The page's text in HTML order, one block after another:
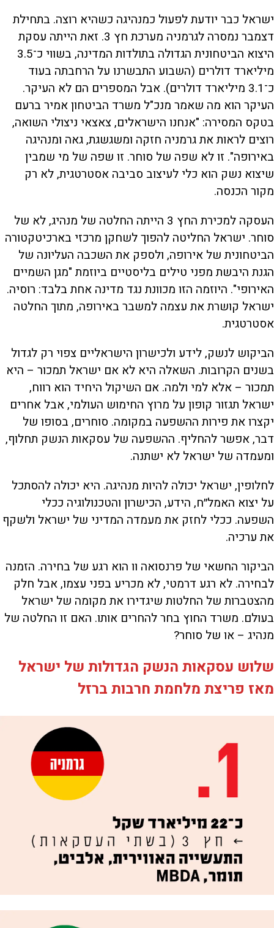
ישראל כבר יודעת לפעול כמנהיגה כשהיא רוצה. בתחילת
דצמבר נמסרה לגרמניה מערכת חץ 3. זאת הייתה עסקת
היצוא הביטחונית הגדולה בתולדות המדינה, בשווי כ־3.5
מיליארד דולרים (השבוע התבשרנו על הרחבתה בעוד
כ־3.1 מיליארד דולרים). אבל המספרים הם לא העיקר.
העיקר הוא מה שאמר מנכ"ל משרד הביטחון אמיר ברעם
בטקס המסירה: "אנחנו הישראלים, צאצאי ניצולי השואה,
רוצים לראות את גרמניה חזקה ומשגשגת, גאה ומנהיגה
באירופה". זו לא שפה של סוחר. זו שפה של מי שמבין
שיצוא נשק הוא כלי לעיצוב סביבה אסטרטגית, לא רק
מקור הכנסה.
העסקה למכירת החץ 3 הייתה החלטה של מנהיג, לא של
סוחר. ישראל החליטה להפוך לשחקן מרכזי בארכיטקטורה
הביטחונית של אירופה, ולספק את השכבה העליונה של
הגנת היבשת מפני טילים בליסטיים ביוזמת "מגן השמיים
האירופי". היוזמה הזו מכוונת נגד מדינה אחת בלבד: רוסיה.
ישראל קושרת את עצמה למשבר באירופה, מתוך החלטה
אסטרטגית.
הביקוש לנשק, לידע ולכישרון הישראליים צפוי רק לגדול
בשנים הקרובות. השאלה היא לא אם ישראל תמכור – היא
תמכור – אלא למי ולמה. אם השיקול היחיד הוא רווח,
ישראל תגזור קופון על מרוץ החימוש העולמי, אבל אחרים
יקצרו את פירות ההשפעה במקומה. סוחרים, בסופו של
דבר, אפשר להחליף. ההשפעה של עסקאות הנשק תחלוף,
ומעמדה של ישראל לא ישתנה.
לחלופין, ישראל יכולה להיות מנהיגה. היא יכולה להסתכל
על יצוא האמל״ח, הידע, הכישרון והטכנולוגיה ככלי
השפעה. ככלי לחזק את מעמדה המדיני של ישראל ולשקף
את ערכיה.
הביקור החשאי של פרנסואה וו הוא רגע של בחירה. הזמנה
לבחירה. לא רגע דרמטי, לא מכריע בפני עצמו, אבל חלק
מהצטברות של החלטות שיגדירו את מקומה של ישראל
בעולם. משרד החוץ בחר להחרים אותו. האם זו החלטה של
מנהיג – או של סוחר?
שלוש עסקאות הנשק הגדולות של ישראל
מאז פריצת מלחמת חרבות ברזל